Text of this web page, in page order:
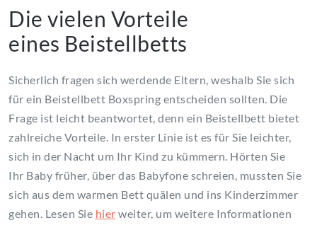
Die vielen Vorteile
eines Beistellbetts
Sicherlich fragen sich werdende Eltern, weshalb Sie sich
für ein Beistellbett Boxspring entscheiden sollten. Die
Frage ist leicht beantwortet, denn ein Beistellbett bietet
zahlreiche Vorteile. In erster Linie ist es für Sie leichter,
sich in der Nacht um Ihr Kind zu kümmern. Hörten Sie
Ihr Baby früher, über das Babyfone schreien, mussten Sie
sich aus dem warmen Bett quälen und ins Kinderzimmer
gehen. Lesen Sie hier weiter, um weitere Informationen